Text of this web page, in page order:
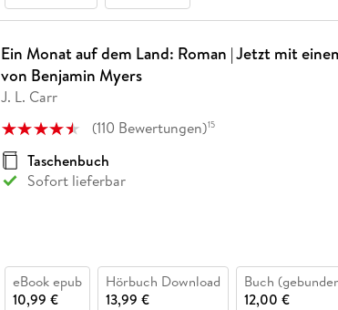
Ein Monat auf dem Land: Roman | Jetzt mit
von Benjamin Myers
J. L. Carr
(110 Bewertungen)15
Taschenbuch
Sofort lieferbar
eBook epub
10,99 €
Hörbuch Download
13,99 €
Buch
12,00 €